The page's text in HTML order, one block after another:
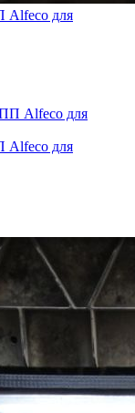
Alfeco для
Alfeco для